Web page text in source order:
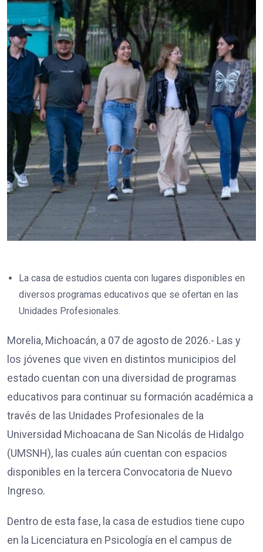
La casa de estudios cuenta con lugares disponibles en
diversos programas educativos que se ofertan en las
Unidades Profesionales.
Morelia, Michoacán, a 07 de agosto de 2026.- Las y
los jóvenes que viven en distintos municipios del
estado cuentan con una diversidad de programas
educativos para continuar su formación académica a
través de las Unidades Profesionales de la
Universidad Michoacana de San Nicolás de Hidalgo
(UMSNH), las cuales aún cuentan con espacios
disponibles en la tercera Convocatoria de Nuevo
Ingreso.
Dentro de esta fase, la casa de estudios tiene cupo
en la Licenciatura en Psicología en el campus de